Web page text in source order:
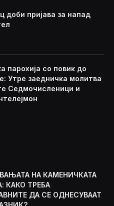
доби пријава за напад
парохија со повик до
Утре заедничка молитва
Седмочисленици и
НА КАМЕНИЧКАТА
КАКО ТРЕБА
ДА СЕ ОДНЕСУВААТ